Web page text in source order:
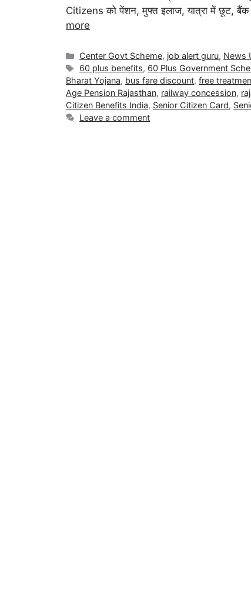
Citizens को पेंशन, मुफ्त इलाज, यात्रा में छूट,
more
Center Govt Scheme, job alert guru, News
60 plus benefits, 60 Plus Government
Bharat Yojana, bus fare discount, free
Age Pension Rajasthan, railway concession,
Citizen Benefits India, Senior Citizen Card,
Leave a comment